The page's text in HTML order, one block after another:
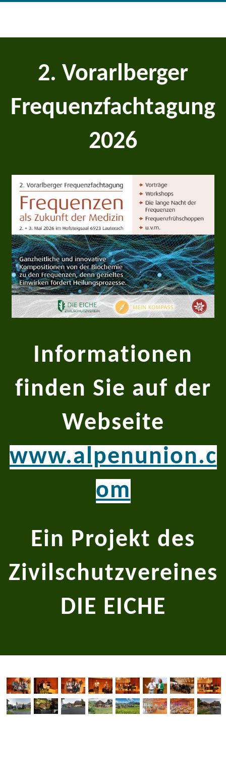
2. Vorarlberger
Frequenzfachtagung
2026
Informationen
finden Sie auf der
Webseite
www.alpenunion.c
om
Ein Projekt des
Zivilschutzvereines
DIE EICHE